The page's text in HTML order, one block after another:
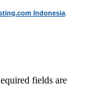
Indonesia
fields are